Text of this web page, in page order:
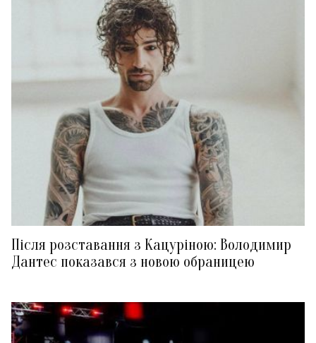
Після розставання з Кацуріною: Володимир
Дантес показався з новою обраницею